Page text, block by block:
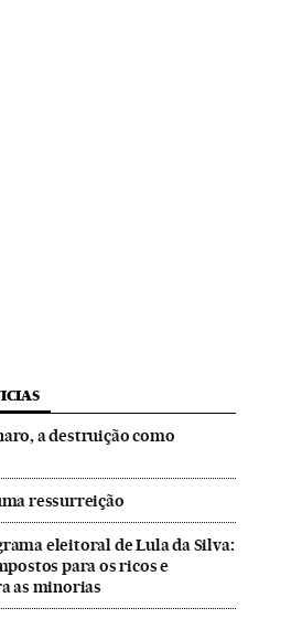
a destruição como
ressurreição
eleitoral de Lula da Silva:
para os ricos e
as minorias